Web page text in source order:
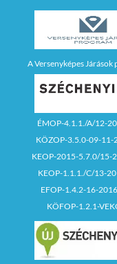
A Versenyképes
ÉMOP-4.1.1./A/12-
KÖZOP-3.5.0-09-11-
KEOP-2015-5.7.0/15-
KEOP-1.1.1./C/13-
EFOP-1.4.2-16-
KÖFOP-1.2.1-